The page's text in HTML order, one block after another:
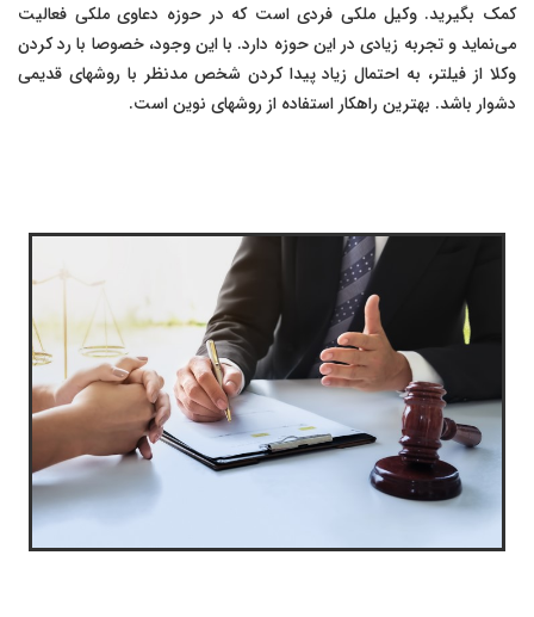
کمک بگیرید. وکیل ملکی فردی است که در حوزه دعاوی ملکی فعالیت
می‌نماید و تجربه زیادی در این حوزه دارد. با این وجود، خصوصا با رد کردن
وکلا از فیلتر، به احتمال زیاد پیدا کردن شخص مدنظر با روشهای قدیمی
دشوار باشد. بهترین راهکار استفاده از روشهای نوین است.